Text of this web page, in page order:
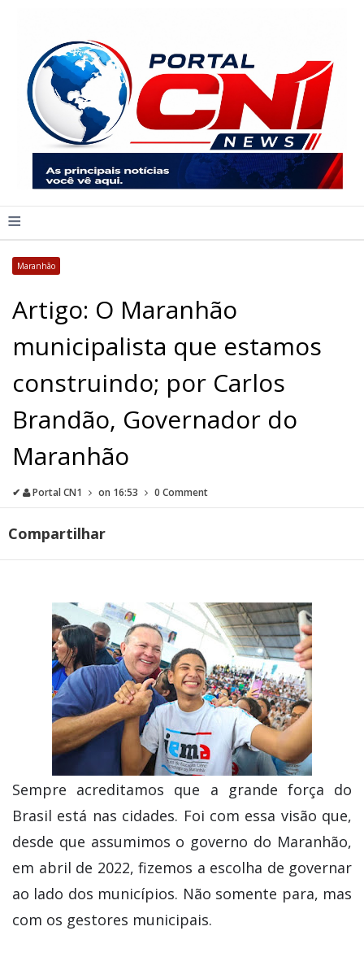
≡
Maranhão
Artigo: O Maranhão
municipalista que estamos
construindo; por Carlos
Brandão, Governador do
Maranhão
✔ Portal CN1 on 16:53 0 Comment
Compartilhar
Sempre acreditamos que a grande força do
Brasil está nas cidades. Foi com essa visão que,
desde que assumimos o governo do Maranhão,
em abril de 2022, fizemos a escolha de governar
ao lado dos municípios. Não somente para, mas
com os gestores municipais.